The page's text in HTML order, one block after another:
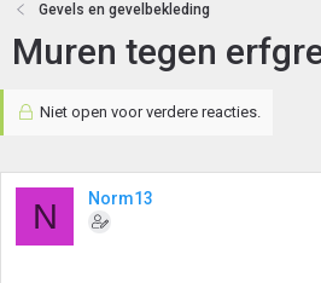
Gevels en gevelbekleding
Muren tegen
Niet open voor verdere reacties.
N Norm13